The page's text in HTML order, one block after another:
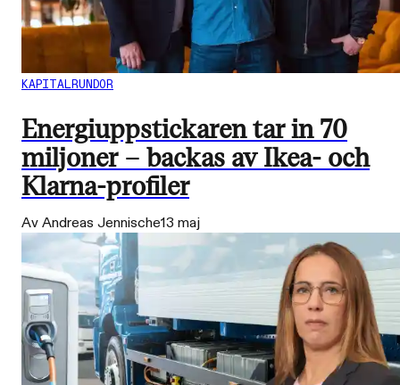
KAPITALRUNDOR
Energiuppstickaren tar in 70
miljoner – backas av Ikea- och
Klarna-profiler
Av Andreas Jennische13 maj